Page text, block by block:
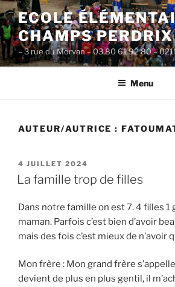
Aller
au
contenu
principal
ECOLE
CHAMPS PERDRIX
– 3 rue du Morvan – 03 80 61 92 80 –
Menu
AUTEUR/AUTRICE :
PUBLIÉ
LE
4 JUILLET 2024
La famille trop de filles
Dans notre famille on est 7. 4 filles 1
maman. Parfois c’est bien d’avoir
mais des fois c’est mieux de n’avoir
Mon frère : Mon grand frère
devient de plus en plus gentil, il